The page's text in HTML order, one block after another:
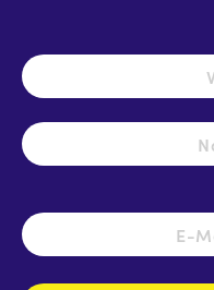
Name *
E-
Mail-